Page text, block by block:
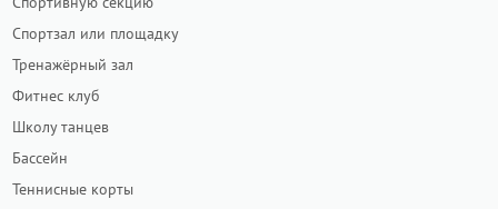
Спортзал или площадку
Тренажёрный зал
Фитнес клуб
Школу танцев
Бассейн
Теннисные корты